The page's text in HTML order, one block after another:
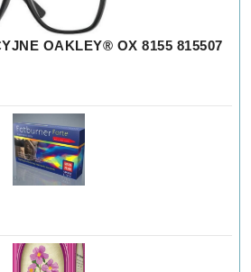
OAKLEY® OX 8155 815507